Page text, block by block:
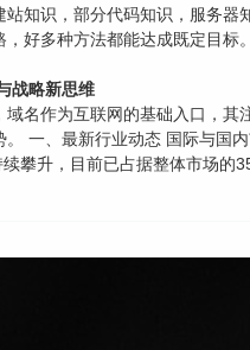
知识，部分代码知识，服务
好多种方法都能达成既定目标
战略新思维
域名作为互联网的基础入口，
一、最新行业动态 国际与国
续攀升，目前已占据整体市场的